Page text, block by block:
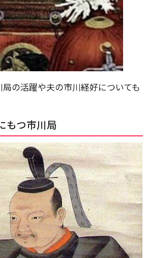
の活躍や夫の市川経好についても
もつ市川局